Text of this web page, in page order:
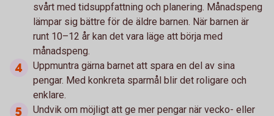
svårt med tidsuppfattning och planering. Månadspeng
lämpar sig bättre för de äldre barnen. När barnen är
runt 10–12 år kan det vara läge att börja med
månadspeng.
Uppmuntra gärna barnet att spara en del av sina
pengar. Med konkreta sparmål blir det roligare och
enklare.
Undvik om möjligt att ge mer pengar när vecko- eller